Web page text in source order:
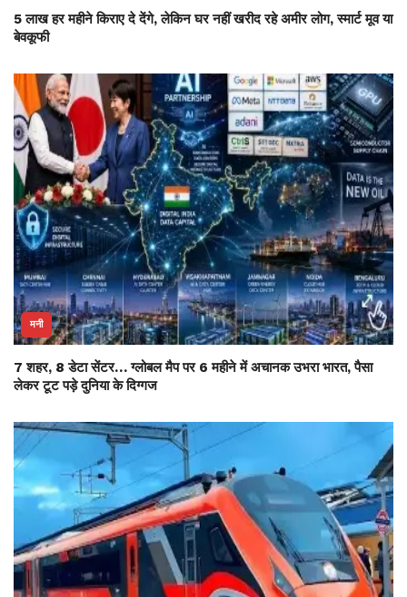
5 लाख हर महीने किराए दे देंगे, लेकिन घर नहीं खरीद रहे अमीर लोग, स्मार्ट मूव या
बेवकूफी
मनी
7 शहर, 8 डेटा सेंटर… ग्लोबल मैप पर 6 महीने में अचानक उभरा भारत, पैसा
लेकर टूट पड़े दुनिया के दिग्गज